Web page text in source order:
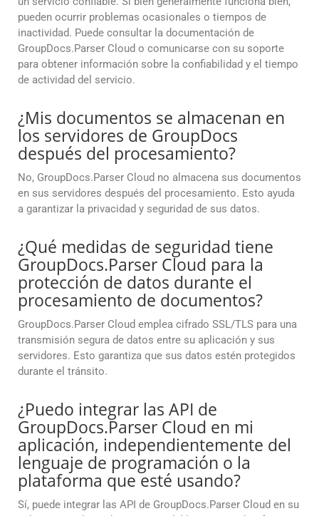
pueden ocurrir problemas ocasionales o tiempos de
inactividad. Puede consultar la documentación de
GroupDocs.Parser Cloud o comunicarse con su soporte
para obtener información sobre la confiabilidad y el tiempo
de actividad del servicio.
¿Mis documentos se almacenan en
los servidores de GroupDocs
después del procesamiento?
No, GroupDocs.Parser Cloud no almacena sus documentos
en sus servidores después del procesamiento. Esto ayuda
a garantizar la privacidad y seguridad de sus datos.
¿Qué medidas de seguridad tiene
GroupDocs.Parser Cloud para la
protección de datos durante el
procesamiento de documentos?
GroupDocs.Parser Cloud emplea cifrado SSL/TLS para una
transmisión segura de datos entre su aplicación y sus
servidores. Esto garantiza que sus datos estén protegidos
durante el tránsito.
¿Puedo integrar las API de
GroupDocs.Parser Cloud en mi
aplicación, independientemente del
lenguaje de programación o la
plataforma que esté usando?
Sí, puede integrar las API de GroupDocs.Parser Cloud en su